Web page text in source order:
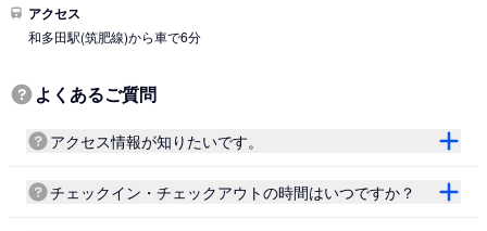
アクセス
和多田駅(筑肥線)から車で6分
よくあるご質問
アクセス情報が知りたいです。
チェックイン・チェックアウトの時間はいつですか？